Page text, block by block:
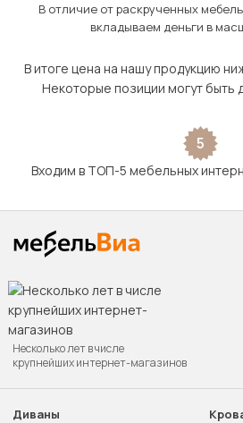
В отличие от раскрученных
вкладываем деньги в
В итоге цена на нашу продукцию
Некоторые позиции могут быть
5
Входим в ТОП-5 мебельных
Несколько лет в числе
крупнейших интернет-магазинов
Диваны